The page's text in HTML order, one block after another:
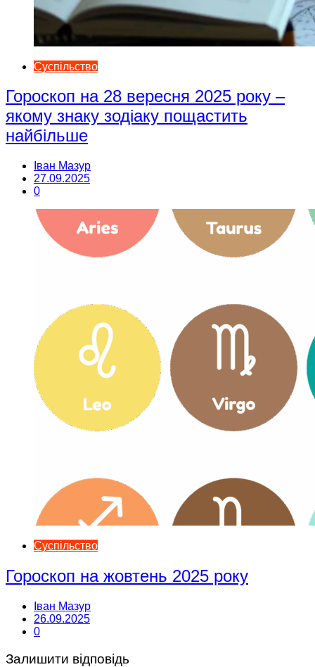
Суспільство
Гороскоп на 28 вересня 2025 року –
якому знаку зодіаку пощастить
найбільше
Іван Мазур
27.09.2025
0
Суспільство
Гороскоп на жовтень 2025 року
Іван Мазур
26.09.2025
0
Залишити відповідь